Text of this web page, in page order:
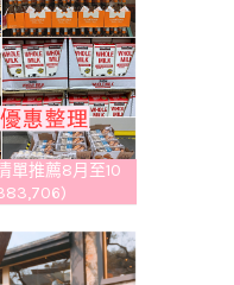
單推薦8月至10